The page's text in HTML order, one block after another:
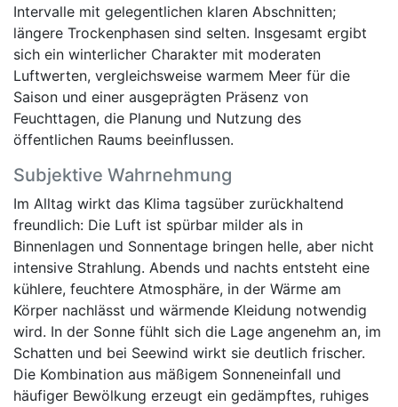
Intervalle mit gelegentlichen klaren Abschnitten;
längere Trockenphasen sind selten. Insgesamt ergibt
sich ein winterlicher Charakter mit moderaten
Luftwerten, vergleichsweise warmem Meer für die
Saison und einer ausgeprägten Präsenz von
Feuchttagen, die Planung und Nutzung des
öffentlichen Raums beeinflussen.
Subjektive Wahrnehmung
Im Alltag wirkt das Klima tagsüber zurückhaltend
freundlich: Die Luft ist spürbar milder als in
Binnenlagen und Sonnentage bringen helle, aber nicht
intensive Strahlung. Abends und nachts entsteht eine
kühlere, feuchtere Atmosphäre, in der Wärme am
Körper nachlässt und wärmende Kleidung notwendig
wird. In der Sonne fühlt sich die Lage angenehm an, im
Schatten und bei Seewind wirkt sie deutlich frischer.
Die Kombination aus mäßigem Sonneneinfall und
häufiger Bewölkung erzeugt ein gedämpftes, ruhiges